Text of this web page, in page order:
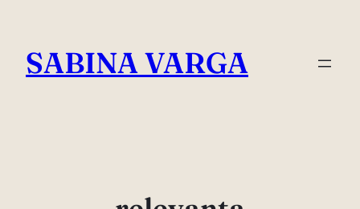
content
SABINA VARGA